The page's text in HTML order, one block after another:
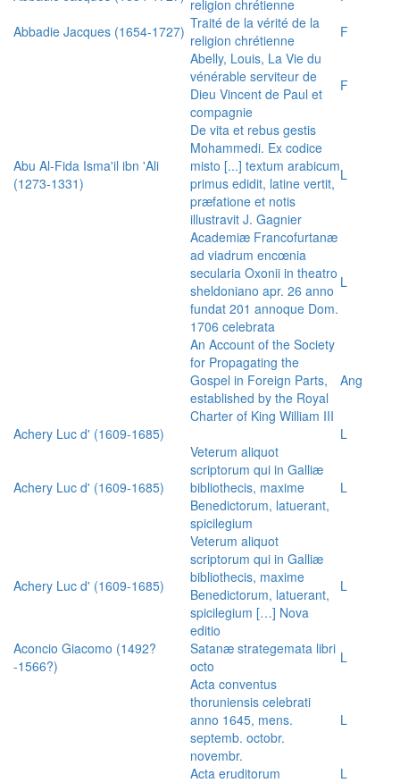
religion chrétienne
Abbadie Jacques (1654-1727) Traité de la vérité de la
religion chrétienne
F
Abelly, Louis, La Vie du
vénérable serviteur de
Dieu Vincent de Paul et
compagnie
F
Abu Al-Fida Isma'il ibn 'Ali
(1273-1331)
De vita et rebus gestis
Mohammedi. Ex codice
misto [...] textum arabicum
primus edidit, latine vertit,
præfatione et notis
illustravit J. Gagnier
L
Academiæ Francofurtanæ
ad viadrum encœnia
secularia Oxonii in theatro
sheldoniano apr. 26 anno
fundat 201 annoque Dom.
1706 celebrata
L
An Account of the Society
for Propagating the
Gospel in Foreign Parts,
established by the Royal
Charter of King William III
Ang
Achery Luc d' (1609-1685) L
Achery Luc d' (1609-1685)
Veterum aliquot
scriptorum qui in Galliæ
bibliothecis, maxime
Benedictorum, latuerant,
spicilegium
L
Achery Luc d' (1609-1685)
Veterum aliquot
scriptorum qui in Galliæ
bibliothecis, maxime
Benedictorum, latuerant,
spicilegium […] Nova
editio
L
Aconcio Giacomo (1492?
-1566?)
Satanæ strategemata libri
octo
L
Acta conventus
thoruniensis celebrati
anno 1645, mens.
septemb. octobr.
novembr.
L
Acta eruditorum
L